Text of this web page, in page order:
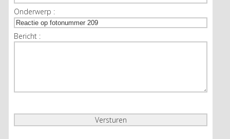
Onderwerp :
Bericht :